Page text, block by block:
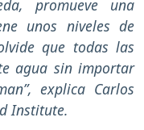
promueve una
unos niveles de
que todas las
agua sin importar
explica Carlos
Institute.